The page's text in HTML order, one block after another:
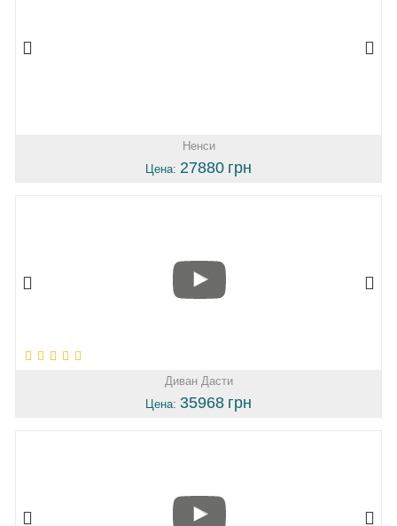
Ненси
Цена: 27880 грн
Диван Дасти
Цена: 35968 грн